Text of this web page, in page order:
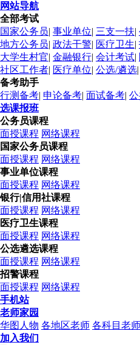
网站导航
全部考试
国家公务员| 事业单位| 三支一扶|
地方公务员| 政法干警| 医疗卫生|
大学生村官| 金融银行| 会计考试|
社区工作者| 医疗单位| 公选/遴选|
备考助手
行测备考| 申论备考| 面试备考|
选课报班
公务员课程
面授课程 网络课程
国家公务员课程
面授课程 网络课程
事业单位课程
面授课程 网络课程
银行|信用社课程
面授课程 网络课程
医疗卫生课程
面授课程 网络课程
公选遴选课程
面授课程 网络课程
招警课程
面授课程 网络课程
手机站
老师家园
华图人物 各地区老师 各科目老师
加入我们